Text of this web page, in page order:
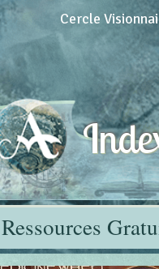
Cercle
Ressources